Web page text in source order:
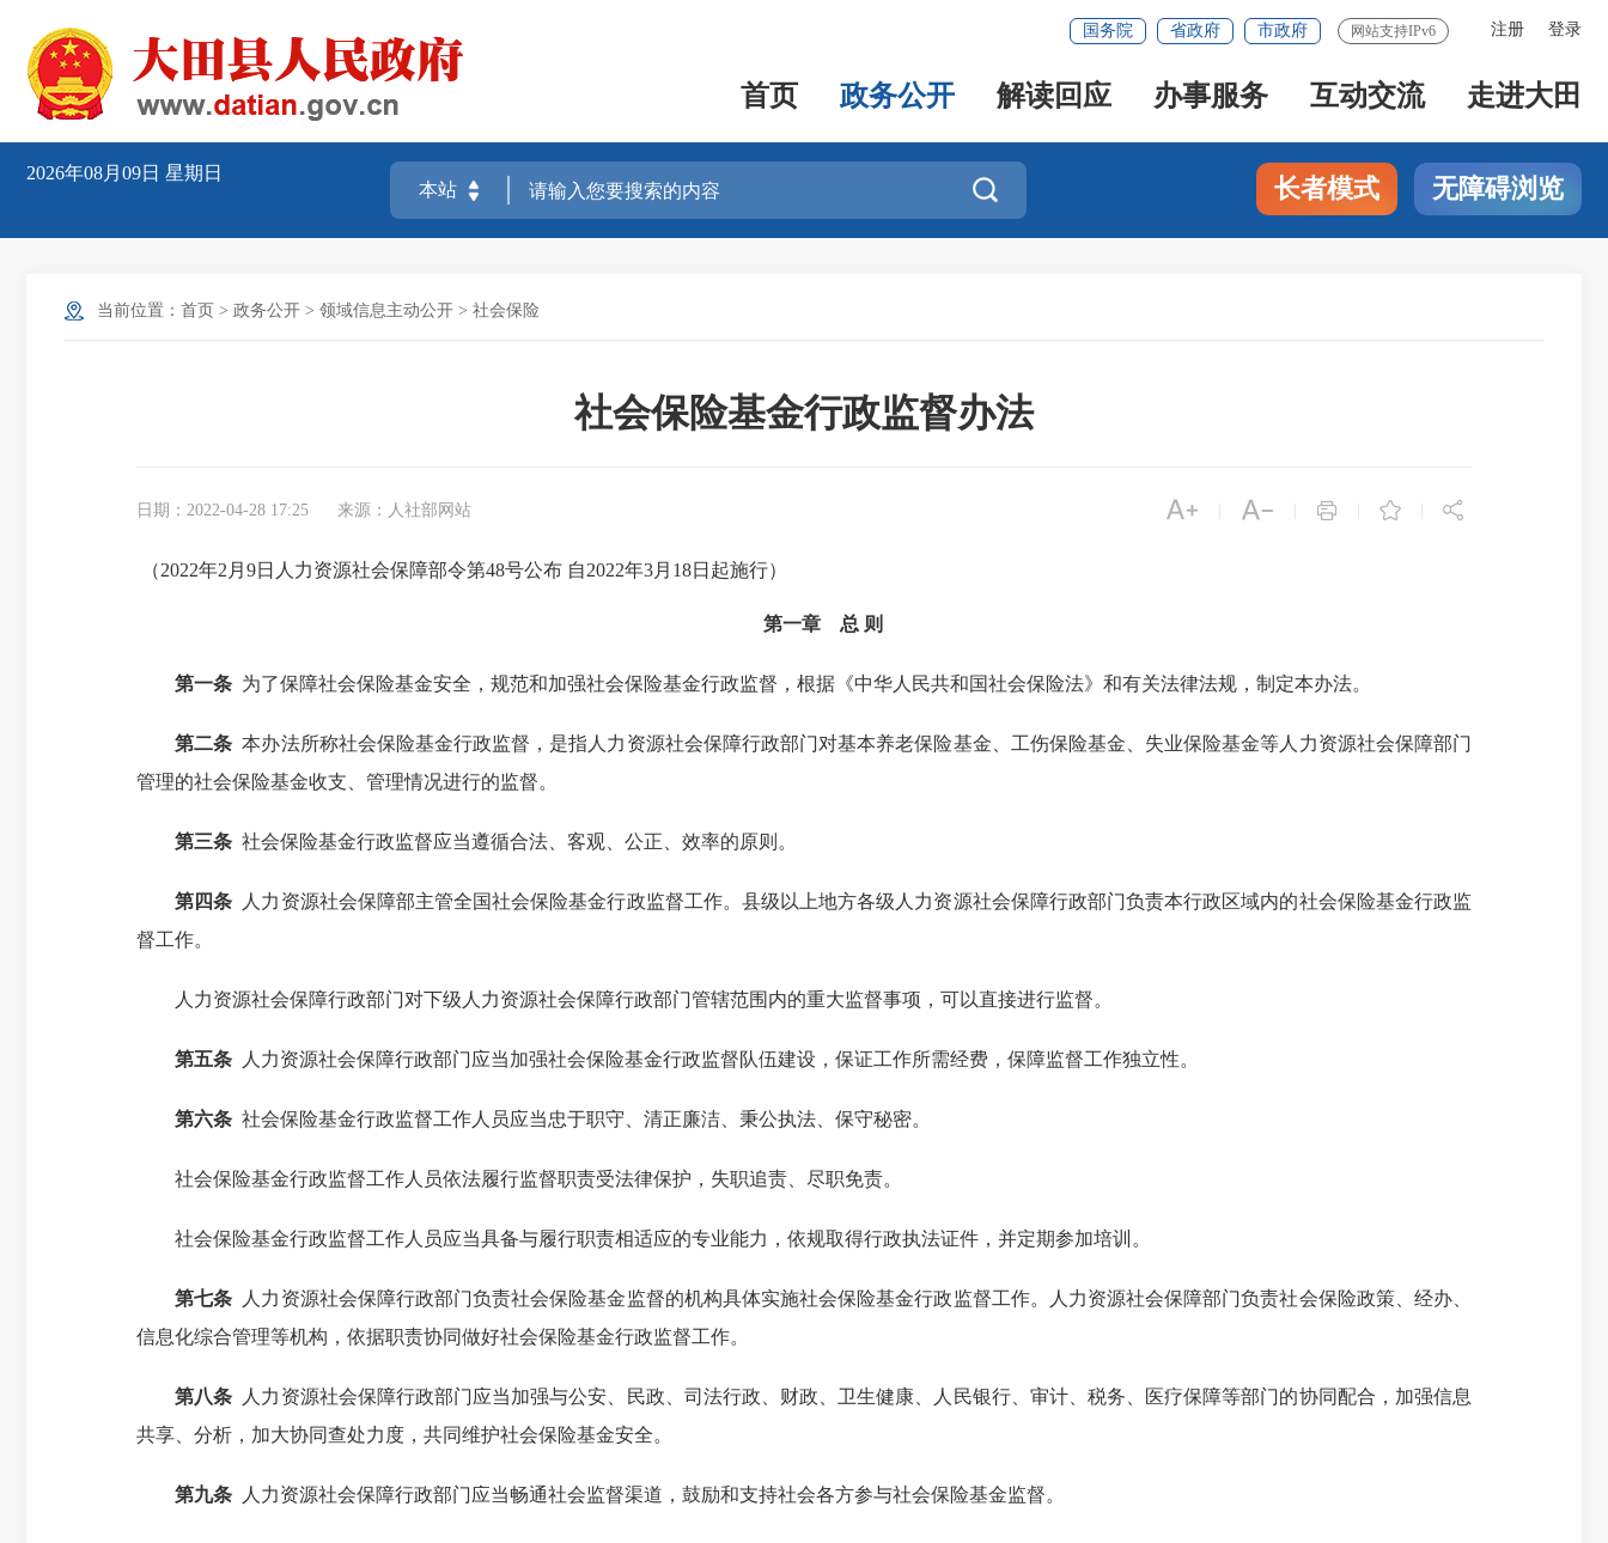
注册 登录
国务院 省政府 市政府 网站支持IPv6
首页 政务公开 解读回应 办事服务 互动交流 走进大田
2026年08月09日 星期日
 长者模式 无障碍浏览
当前位置： 首页 > 政务公开 > 领域信息主动公开 > 社会保险
社会保险基金行政监督办法
日期：2022-04-28 17:25 来源：人社部网站     
（2022年2月9日人力资源社会保障部令第48号公布 自2022年3月18日起施行）
第一章 总 则
第一条 为了保障社会保险基金安全，规范和加强社会保险基金行政监督，根据《中华人民共和国社会保险法》和有关法律法规，制定本办法。
第二条 本办法所称社会保险基金行政监督，是指人力资源社会保障行政部门对基本养老保险基金、工伤保险基金、失业保险基金等人力资源社会保障部门
管理的社会保险基金收支、管理情况进行的监督。
第三条 社会保险基金行政监督应当遵循合法、客观、公正、效率的原则。
第四条 人力资源社会保障部主管全国社会保险基金行政监督工作。县级以上地方各级人力资源社会保障行政部门负责本行政区域内的社会保险基金行政监
督工作。
人力资源社会保障行政部门对下级人力资源社会保障行政部门管辖范围内的重大监督事项，可以直接进行监督。
第五条 人力资源社会保障行政部门应当加强社会保险基金行政监督队伍建设，保证工作所需经费，保障监督工作独立性。
第六条 社会保险基金行政监督工作人员应当忠于职守、清正廉洁、秉公执法、保守秘密。
社会保险基金行政监督工作人员依法履行监督职责受法律保护，失职追责、尽职免责。
社会保险基金行政监督工作人员应当具备与履行职责相适应的专业能力，依规取得行政执法证件，并定期参加培训。
第七条 人力资源社会保障行政部门负责社会保险基金监督的机构具体实施社会保险基金行政监督工作。人力资源社会保障部门负责社会保险政策、经办、
信息化综合管理等机构，依据职责协同做好社会保险基金行政监督工作。
第八条 人力资源社会保障行政部门应当加强与公安、民政、司法行政、财政、卫生健康、人民银行、审计、税务、医疗保障等部门的协同配合，加强信息
共享、分析，加大协同查处力度，共同维护社会保险基金安全。
第九条 人力资源社会保障行政部门应当畅通社会监督渠道，鼓励和支持社会各方参与社会保险基金监督。